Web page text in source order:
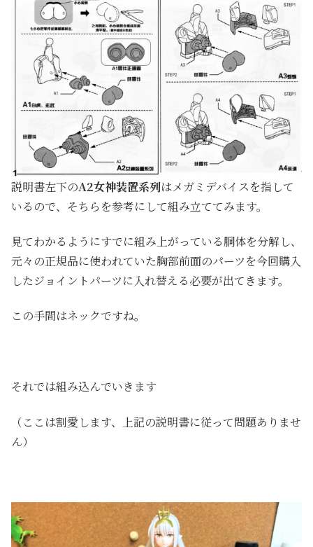
説明書左下のA2女神装置系列はメガミデバイスを指して
いるので、そちらを参考にして組み立ててみます。
見てわかるようにすでに組み上がっている胴体を分解し、
元々の正規品に使われていた胸部前面のパーツを今回購入
したジョイントパーツに入れ替える必要が出てきます。
この手間はネックですね。
それでは組み込んでいきます
（ここは割愛します、上記の説明書に従って問題ありませ
ん）